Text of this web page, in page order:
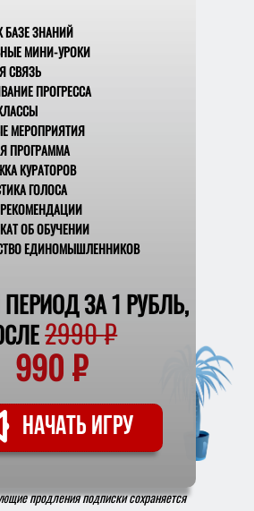
БАЗЕ ЗНАНИЙ
МИНИ-УРОКИ
СВЯЗЬ
ПРОГРЕССА
МЕРОПРИЯТИЯ
ПРОГРАММА
КУРАТОРОВ
ГОЛОСА
ОБ ОБУЧЕНИИ
ЕДИНОМЫШЛЕННИКОВ
ЗА 1 РУБЛЬ,
2990₽
990₽
НАЧАТЬ ИГРУ
продления подпискисохраняется